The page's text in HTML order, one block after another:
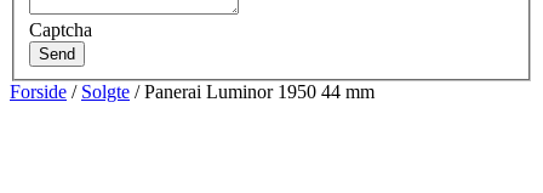
Captcha
Send
Forside / Solgte / Panerai Luminor 1950 44 mm